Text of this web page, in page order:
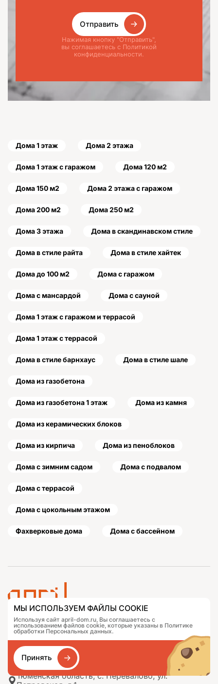
Отправить
Нажимая кнопку "Отправить",
вы соглашаетесь с Политикой
конфиденциальности.
Дома 1 этаж Дома 2 этажа
Дома 1 этаж с гаражом Дома 120 м2
Дома 150 м2 Дома 2 этажа с гаражом
Дома 200 м2 Дома 250 м2
Дома 3 этажа Дома в скандинавском стиле
Дома в стиле райта Дома в стиле хайтек
Дома до 100 м2 Дома с гаражом
Дома с мансардой Дома с сауной
Дома 1 этаж с гаражом и террасой
Дома 1 этаж с террасой
Дома в стиле барнхаус Дома в стиле шале
Дома из газобетона
Дома из газобетона 1 этаж Дома из камня
Дома из керамических блоков
Дома из кирпича Дома из пеноблоков
Дома с зимним садом Дома с подвалом
Дома с террасой
Дома с цокольным этажом
Фахверковые дома Дома с бассейном
Проекты
Подобрать дом
Портфолио
О компании
Сравнение
Контакты
Журнал
Как заказать
Тюменская область, с. Перевалово, ул.
МЫ ИСПОЛЬЗУЕМ ФАЙЛЫ COOKIE
Используя сайт april-dom.ru, Вы соглашаетесь с
использованием файлов cookie, которые указаны в Политике
обработки Персональных данных.
Принять